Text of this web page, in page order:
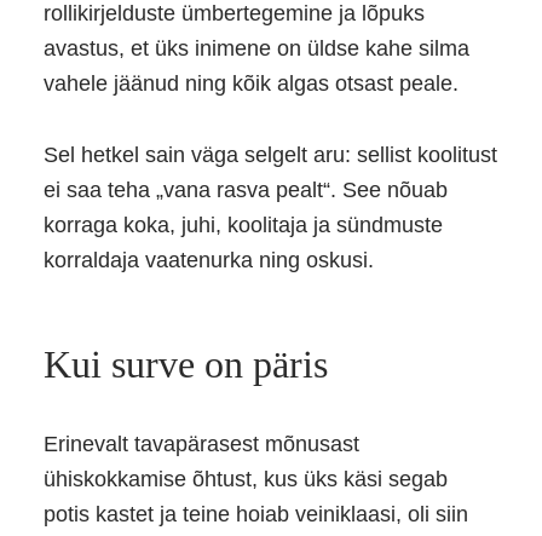
rollikirjelduste ümbertegemine ja lõpuks
avastus, et üks inimene on üldse kahe silma
vahele jäänud ning kõik algas otsast peale.
Sel hetkel sain väga selgelt aru: sellist koolitust
ei saa teha „vana rasva pealt“. See nõuab
korraga koka, juhi, koolitaja ja sündmuste
korraldaja vaatenurka ning oskusi.
Kui surve on päris
Erinevalt tavapärasest mõnusast
ühiskokkamise õhtust, kus üks käsi segab
potis kastet ja teine hoiab veiniklaasi, oli siin